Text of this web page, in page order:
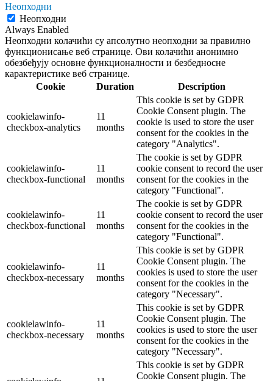
Неопходни
Неопходни
Always Enabled
Неопходни колачићи су апсолутно неопходни за правилно
функционисање веб странице. Ови колачићи анонимно
обезбеђују основне функционалности и безбедносне
карактеристике веб странице.
Cookie
Duration Description
cookielawinfo-
checkbox-analytics
11
months
This cookie is set by GDPR
Cookie Consent plugin. The
cookie is used to store the user
consent for the cookies in the
category "Analytics".
cookielawinfo-
checkbox-functional
11
months
The cookie is set by GDPR
cookie consent to record the user
consent for the cookies in the
category "Functional".
cookielawinfo-
checkbox-functional
11
months
The cookie is set by GDPR
cookie consent to record the user
consent for the cookies in the
category "Functional".
cookielawinfo-
checkbox-necessary
11
months
This cookie is set by GDPR
Cookie Consent plugin. The
cookies is used to store the user
consent for the cookies in the
category "Necessary".
cookielawinfo-
checkbox-necessary
11
months
This cookie is set by GDPR
Cookie Consent plugin. The
cookies is used to store the user
consent for the cookies in the
category "Necessary".
This cookie is set by GDPR
Cookie Consent plugin. The